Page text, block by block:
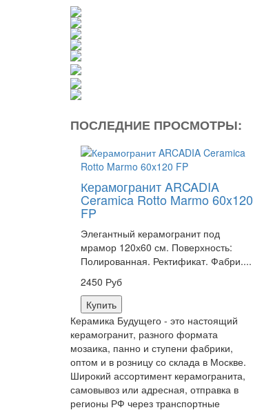
ПОСЛЕДНИЕ ПРОСМОТРЫ:
Керамогранит ARCADIA
Ceramica Rotto Marmo 60x120
FP
Элегантный керамогранит под
мрамор 120х60 см. Поверхность:
Полированная. Ректификат. Фабри....
2450 Руб
Купить
Керамика Будущего - это настоящий
керамогранит, разного формата
мозаика, панно и ступени фабрики,
оптом и в розницу со склада в Москве.
Широкий ассортимент керамогранита,
самовывоз или адресная, отправка в
регионы РФ через транспортные